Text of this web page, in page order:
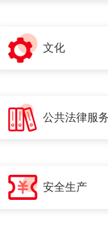
文化
公共法律服
安全生产